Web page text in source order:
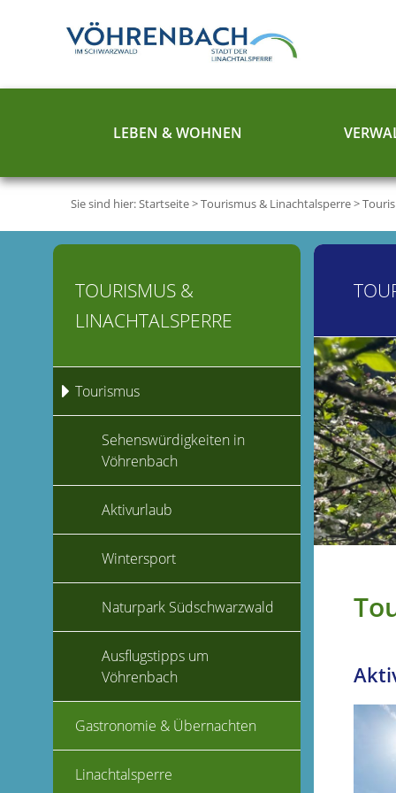
LEBEN & WOHNEN
Sie sind hier:Startseite>Tourismus & Linachtalsperre>
TOURISMUS &
LINACHTALSPERRE
Tourismus
Sehenswürdigkeiten in
Vöhrenbach
Aktivurlaub
Wintersport
Naturpark Südschwarzwald
Ausflugstipps um
Vöhrenbach
Gastronomie & Übernachten
Linachtalsperre